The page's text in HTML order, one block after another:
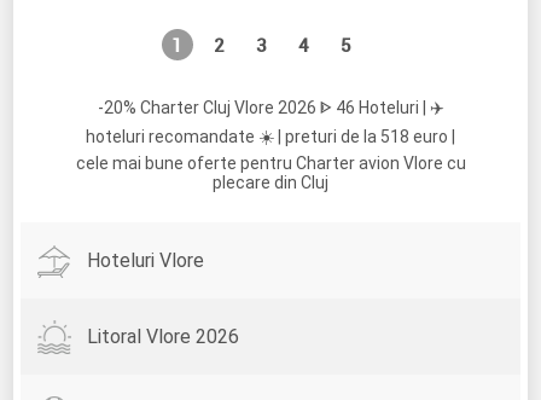
1 2 3 4 5
-20% Charter Cluj Vlore 2026 ᐈ 46 Hoteluri | ✈️
hoteluri recomandate ☀️ | preturi de la 518 euro |
cele mai bune oferte pentru Charter avion Vlore cu
plecare din Cluj
Hoteluri Vlore
Litoral Vlore 2026